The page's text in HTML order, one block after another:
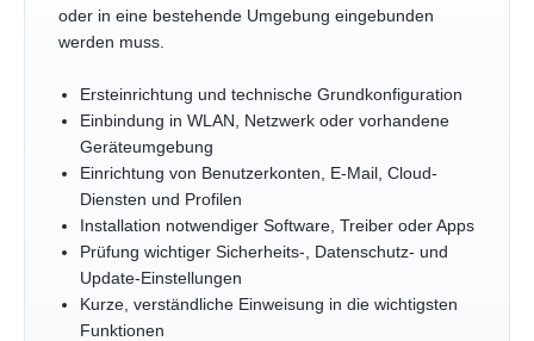
oder in eine bestehende Umgebung eingebunden
werden muss.
Ersteinrichtung und technische Grundkonfiguration
Einbindung in WLAN, Netzwerk oder vorhandene
Geräteumgebung
Einrichtung von Benutzerkonten, E-Mail, Cloud-
Diensten und Profilen
Installation notwendiger Software, Treiber oder Apps
Prüfung wichtiger Sicherheits-, Datenschutz- und
Update-Einstellungen
Kurze, verständliche Einweisung in die wichtigsten
Funktionen